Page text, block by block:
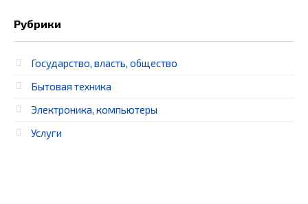
Рубрики
Государство, власть, общество
Бытовая техника
Электроника, компьютеры
Услуги